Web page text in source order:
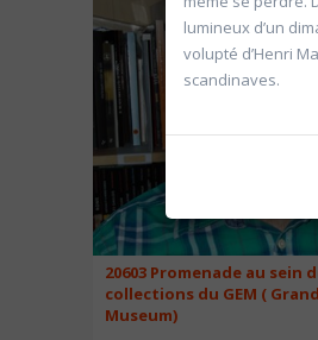
20603 Promenade au sein
collections du GEM (
Museum)
lumineux d’un
volupté d’Henri
scandinaves.